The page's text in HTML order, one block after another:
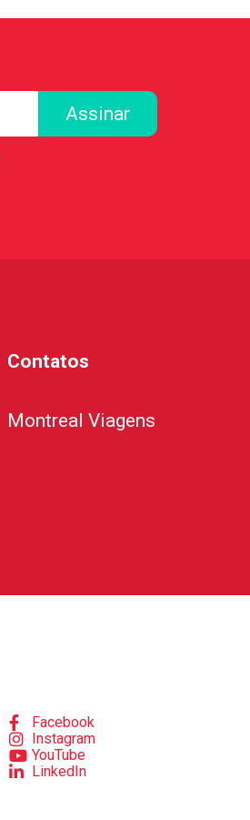
Contatos
Montreal Viagens
Facebook
Instagram
YouTube
LinkedIn